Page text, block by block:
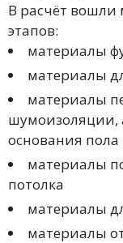
В расчёт
этапов:
материалы
материалы
материалы
шумоизоляции,
основания пола
материалы
потолка
материалы
материалы